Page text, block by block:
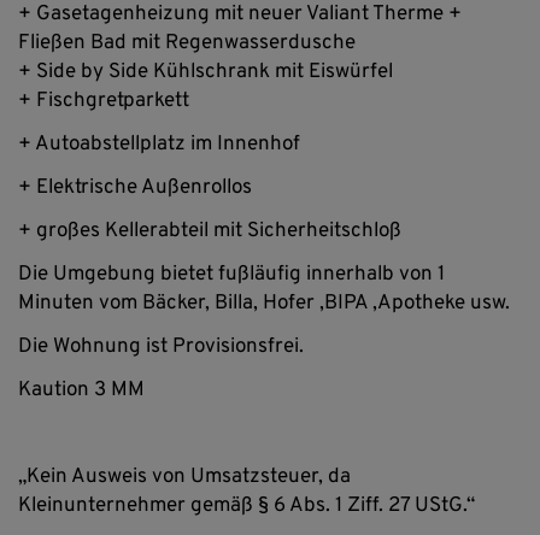
+ Gasetagenheizung mit neuer Valiant Therme +
Fließen Bad mit Regenwasserdusche
+ Side by Side Kühlschrank mit Eiswürfel
+ Fischgretparkett
+ Autoabstellplatz im Innenhof
+ Elektrische Außenrollos
+ großes Kellerabteil mit Sicherheitschloß
Die Umgebung bietet fußläufig innerhalb von 1
Minuten vom Bäcker, Billa, Hofer ,BIPA ,Apotheke usw.
Die Wohnung ist Provisionsfrei.
Kaution 3 MM
„Kein Ausweis von Umsatzsteuer, da
Kleinunternehmer gemäß § 6 Abs. 1 Ziff. 27 UStG.“